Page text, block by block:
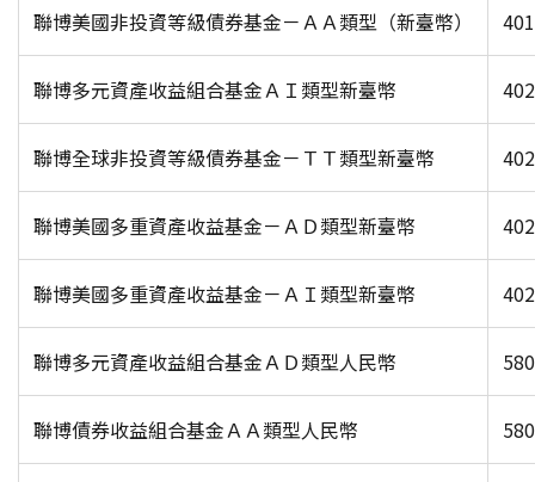
聯博美國非投資等級債券基金－ＡＡ類型（新臺幣）
聯博多元資產收益組合基金ＡＩ類型新臺幣
聯博全球非投資等級債券基金－ＴＴ類型新臺幣
聯博美國多重資產收益基金－ＡＤ類型新臺幣
聯博美國多重資產收益基金－ＡＩ類型新臺幣
聯博多元資產收益組合基金ＡＤ類型人民幣
聯博債券收益組合基金ＡＡ類型人民幣